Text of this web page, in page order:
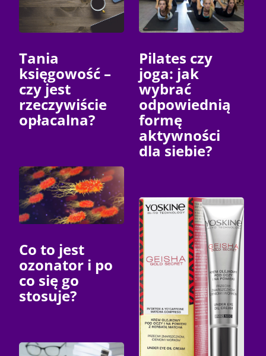
Tania
księgowość –
czy jest
rzeczywiście
opłacalna?
Co to jest
ozonator i po
co się go
stosuje?
Pilates czy
joga: jak
wybrać
odpowiednią
formę
aktywności
dla siebie?